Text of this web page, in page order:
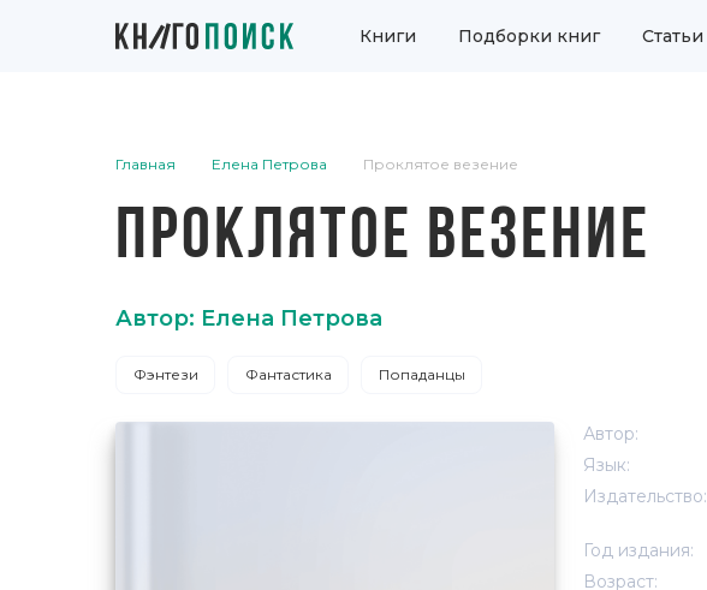
Книги Подборки книг Статьи
Главная Елена Петрова Проклятое везение
ПРОКЛЯТОЕ ВЕЗЕНИЕ
Автор: Елена Петрова
Фэнтези Фантастика Попаданцы
Автор:
Язык:
Издательство:
Год издания:
Возраст: